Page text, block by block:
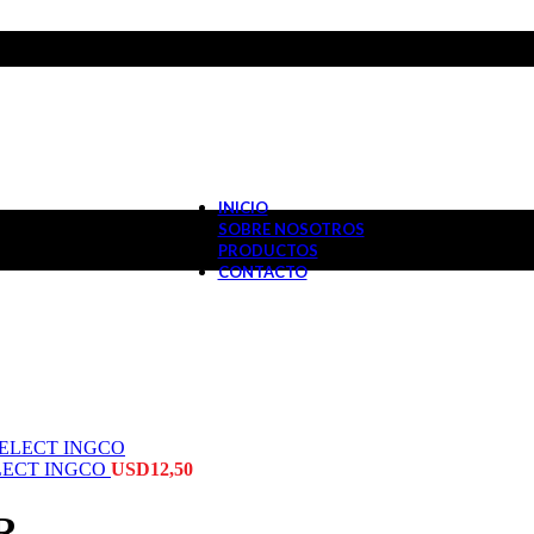
INICIO
SOBRE NOSOTROS
PRODUCTOS
CONTACTO
INGCO USD12,50